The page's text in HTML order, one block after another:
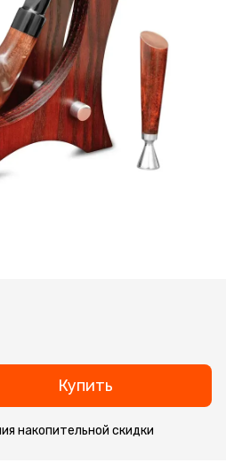
Купить
накопительной скидки